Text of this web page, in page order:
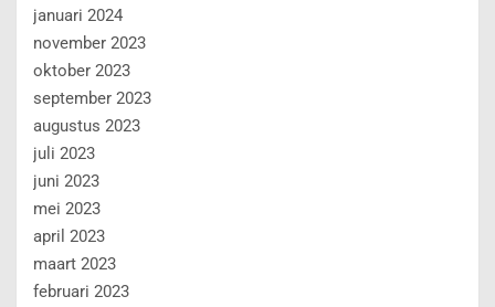
januari 2024
november 2023
oktober 2023
september 2023
augustus 2023
juli 2023
juni 2023
mei 2023
april 2023
maart 2023
februari 2023